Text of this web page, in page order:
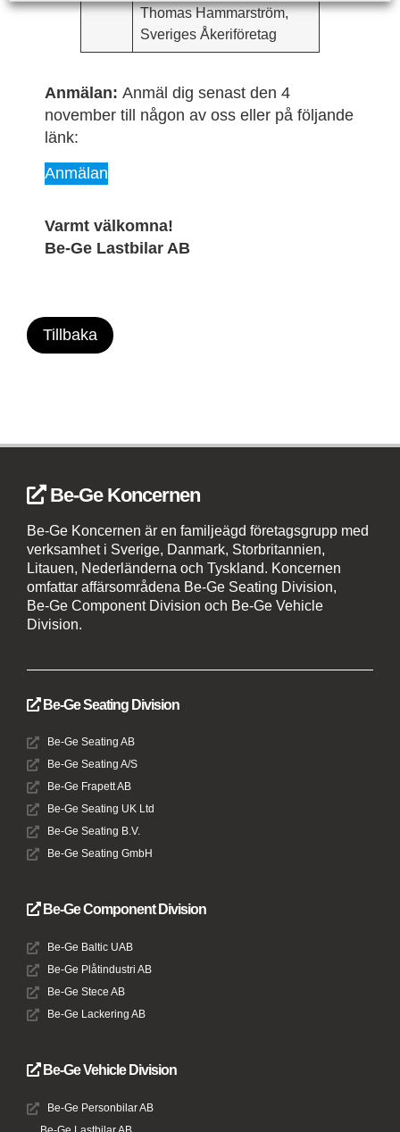
Thomas Hammarström,
Sveriges Åkeriföretag
Anmälan: Anmäl dig senast den 4
november till någon av oss eller på följande
länk:
Anmälan
Varmt välkomna!
Be-Ge Lastbilar AB
Tillbaka
Be-Ge Koncernen
Be-Ge Koncernen är en familjeägd företagsgrupp med
verksamhet i Sverige, Danmark, Storbritannien,
Litauen, Nederländerna och Tyskland. Koncernen
omfattar affärsområdena Be-Ge Seating Division,
Be-Ge Component Division och Be-Ge Vehicle
Division.
Be-Ge Seating Division
Be-Ge Seating AB
Be-Ge Seating A/S
Be-Ge Frapett AB
Be-Ge Seating UK Ltd
Be-Ge Seating B.V.
Be-Ge Seating GmbH
Be-Ge Component Division
Be-Ge Baltic UAB
Be-Ge Plåtindustri AB
Be-Ge Stece AB
Be-Ge Lackering AB
Be-Ge Vehicle Division
Be-Ge Personbilar AB